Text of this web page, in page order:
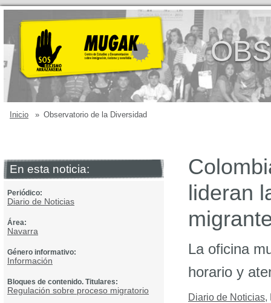
Inicio » Observatorio de la Diversidad
En esta noticia:
Periódico:
Diario de Noticias
Área:
Navarra
Género informativo:
Información
Bloques de contenido. Titulares:
Regulación sobre proceso migratorio
lideran
La oficina
horario y
Diario de Noticias,